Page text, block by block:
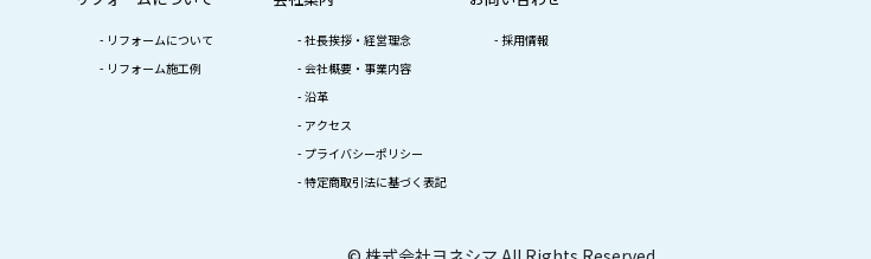
リフォームについて
リフォーム施工例
社長挨拶・経営理念
会社概要・事業内容
沿革
アクセス
プライバシーポリシー
特定商取引法に基づく表記
採用情報